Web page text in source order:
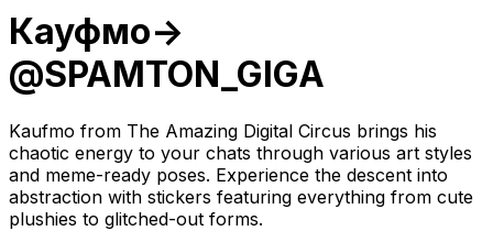
Кауфмо->
@SPAMTON_GIGA
Kaufmo from The Amazing Digital Circus brings his
chaotic energy to your chats through various art styles
and meme-ready poses. Experience the descent into
abstraction with stickers featuring everything from cute
plushies to glitched-out forms.